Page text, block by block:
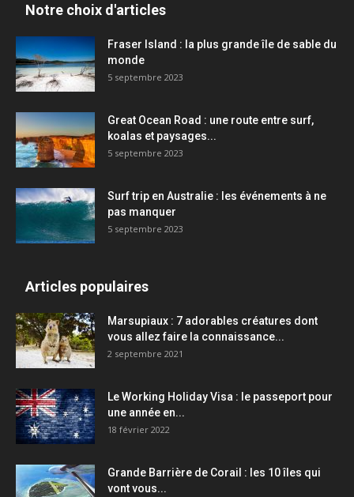
Notre choix d'articles
Fraser Island : la plus grande île de sable du
monde
5 septembre 2023
Great Ocean Road : une route entre surf,
koalas et paysages...
5 septembre 2023
Surf trip en Australie : les événements à ne
pas manquer
5 septembre 2023
Articles populaires
Marsupiaux : 7 adorables créatures dont
vous allez faire la connaissance...
2 septembre 2021
Le Working Holiday Visa : le passeport pour
une année en...
18 février 2022
Grande Barrière de Corail : les 10 îles qui
vont vous...